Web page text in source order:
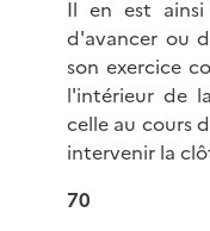
Il en est
d'avancer ou
son exercice
l'intérieur de
celle au cours
intervenir la
70